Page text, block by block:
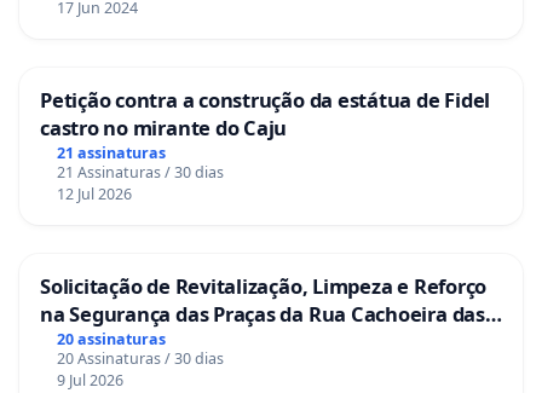
17 Jun 2024
Petição contra a construção da estátua de Fidel
castro no mirante do Caju
21 assinaturas
21 Assinaturas / 30 dias
12 Jul 2026
Solicitação de Revitalização, Limpeza e Reforço
na Segurança das Praças da Rua Cachoeira das
Sete Ilhas
20 assinaturas
20 Assinaturas / 30 dias
9 Jul 2026